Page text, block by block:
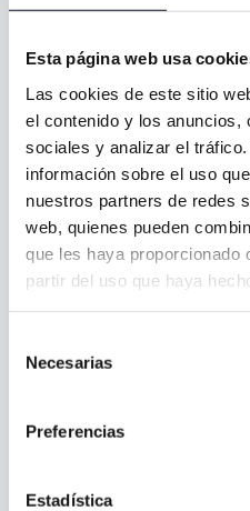
Esta página web usa
Las cookies de este sitio
el contenido y los anuncios,
sociales y analizar el
información sobre el uso
nuestros partners de redes
web, quienes pueden
que les haya proporcionado
partir del uso que haya
Necesarias
Preferencias
Estadística
escuchado, con un plan
tu bienestar.
Nombre *
Teléfono *
Email *